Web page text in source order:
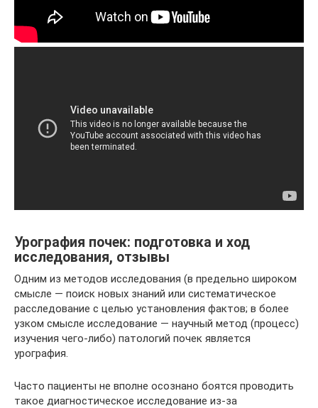
Урография почек: подготовка и ход
исследования, отзывы
Одним из методов исследования (в предельно широком
смысле — поиск новых знаний или систематическое
расследование с целью установления фактов; в более
узком смысле исследование — научный метод (процесс)
изучения чего-либо) патологий почек является
урография.
Часто пациенты не вполне осознано боятся проводить
такое диагностическое исследование из-за